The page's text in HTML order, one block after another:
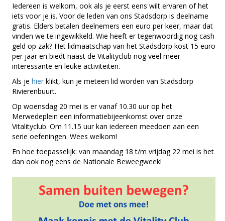
Iedereen is welkom, ook als je eerst eens wilt ervaren of het
iets voor je is. Voor de leden van ons Stadsdorp is deelname
gratis. Elders betalen deelnemers een euro per keer, maar dat
vinden we te ingewikkeld. Wie heeft er tegenwoordig nog cash
geld op zak? Het lidmaatschap van het Stadsdorp kost 15 euro
per jaar en biedt naast de Vitalityclub nog veel meer
interessante en leuke activiteiten.
Als je hier klikt, kun je meteen lid worden van Stadsdorp
Rivierenbuurt.
Op woensdag 20 mei is er vanaf 10.30 uur op het
Merwedeplein een informatiebijeenkomst over onze
Vitalityclub. Om 11.15 uur kan iedereen meedoen aan een
serie oefeningen. Wees welkom!
En hoe toepasselijk: van maandag 18 t/m vrijdag 22 mei is het
dan ook nog eens de Nationale Beweegweek!